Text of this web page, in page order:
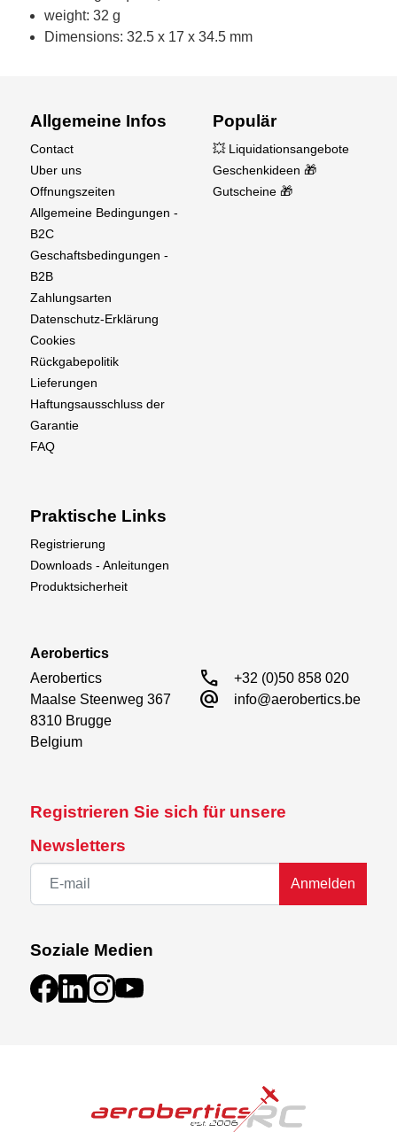
weight: 32 g
Dimensions: 32.5 x 17 x 34.5 mm
Registrieren Sie sich für unsere
Newsletters
Anmelden
Soziale Medien
Allgemeine Infos
Contact
Uber uns
Offnungszeiten
Allgemeine Bedingungen -
B2C
Geschaftsbedingungen -
B2B
Zahlungsarten
Datenschutz-Erklärung
Cookies
Rückgabepolitik
Lieferungen
Haftungsausschluss der
Garantie
FAQ
Populär
💥 Liquidationsangebote
Geschenkideen 🎁
Gutscheine 🎁
Praktische Links
Registrierung
Downloads - Anleitungen
Produktsicherheit
Aerobertics
Aerobertics
Maalse Steenweg 367
8310 Brugge
Belgium
call +32 (0)50 858 020
alternate_email info@aerobertics.be